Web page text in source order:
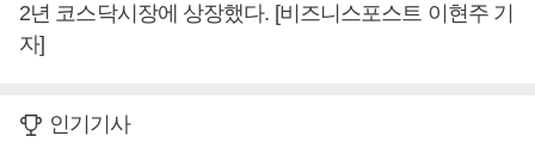
2년 코스닥시장에 상장했다. [비즈니스포스트 이현주 기
자]
인기기사